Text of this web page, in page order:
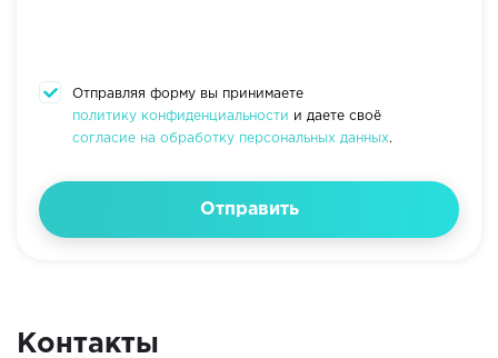
Контакты
Отправляя форму вы принимаете
политику конфиденциальности и даете своё
согласие на обработку персональных данных.
Отправить